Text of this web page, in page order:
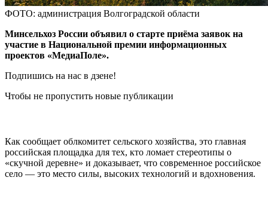
ФОТО: администрация Волгоградской области
Минсельхоз России объявил о старте приёма заявок на
участие в Национальной премии информационных
проектов «МедиаПоле».
Подпишись на нас в дзене!
Чтобы не пропустить новые публикации
Как сообщает облкомитет сельского хозяйства, это главная
российская площадка для тех, кто ломает стереотипы о
«скучной деревне» и доказывает, что современное российское
село — это место силы, высоких технологий и вдохновения.